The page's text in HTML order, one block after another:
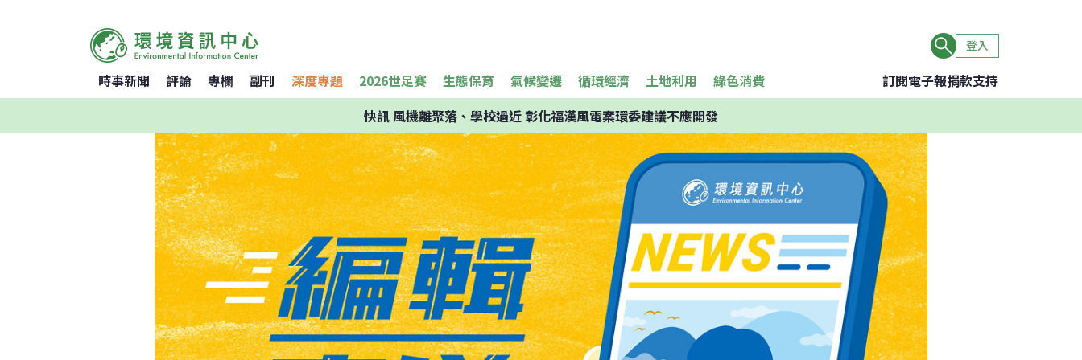
登入
時事新聞 評論 專欄 副刊 深度專題 2026世足賽 生態保育 氣候變遷 循環經濟 土地利用 綠色消費 訂閱電子報捐款支持
快訊風機離聚落、學校過近 彰化福漢風電案環委建議不應開發